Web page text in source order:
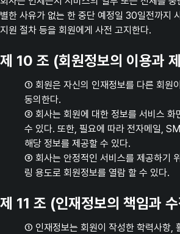
별한 사유가 없는 한 중단 예정일 30일전까지
지원 절차 등을 회원에게 사전 고지한다.
제 10 조 (회원정보의 이용과
① 회원은 자신의 인재정보를 다른 회원
동의한다.
② 회사는 회원에 대한 정보를 서비스 화
수 있다. 또한, 필요에 따라 전자메일,
해당 정보를 제공할 수 있다.
③ 회사는 안정적인 서비스를 제공하기
링 용도로 회원정보를 열람 할 수 있다.
제 11 조 (인재정보의 책임과
① 인재정보는 회원이 작성한 학력사항,